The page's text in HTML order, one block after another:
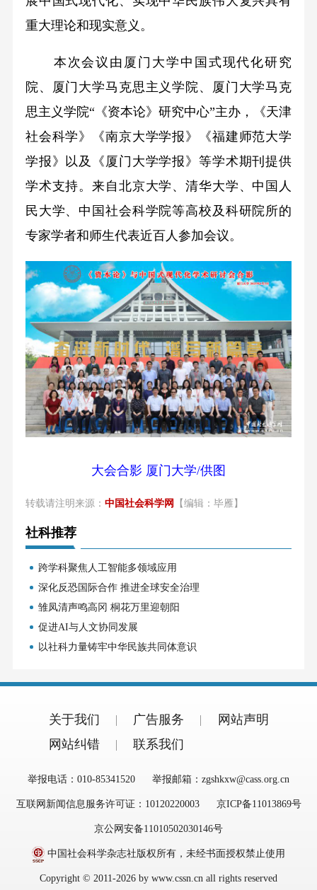
重大理论和现实意义。
本次会议由厦门大学中国式现代化研究
院、厦门大学马克思主义学院、厦门大学马克
思主义学院“《资本论》研究中心”主办，《天津
社会科学》《南京大学学报》《福建师范大学
学报》以及《厦门大学学报》等学术期刊提供
学术支持。来自北京大学、清华大学、中国人
民大学、中国社会科学院等高校及科研院所的
专家学者和师生代表近百人参加会议。
大会合影 厦门大学/供图
转载请注明来源： 中国社会科学网 【编辑：毕雁】
社科推荐
跨学科聚焦人工智能多领域应用
深化反恐国际合作 推进全球安全治理
雏凤清声鸣高冈 桐花万里迎朝阳
促进AI与人文协同发展
以社科力量铸牢中华民族共同体意识
关于我们 广告服务
网站声明
网站纠错
联系我们
举报电话：010-85341520 举报邮箱：zgshkxw@cass.org.cn
互联网新闻信息服务许可证：10120220003 京ICP备11013869号
京公网安备11010502030146号
中国社会科学杂志社版权所有，未经书面授权禁止使用
Copyright © 2011-2026 by www.cssn.cn all rights reserved